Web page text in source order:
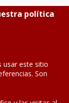
política
usar este sitio
Son